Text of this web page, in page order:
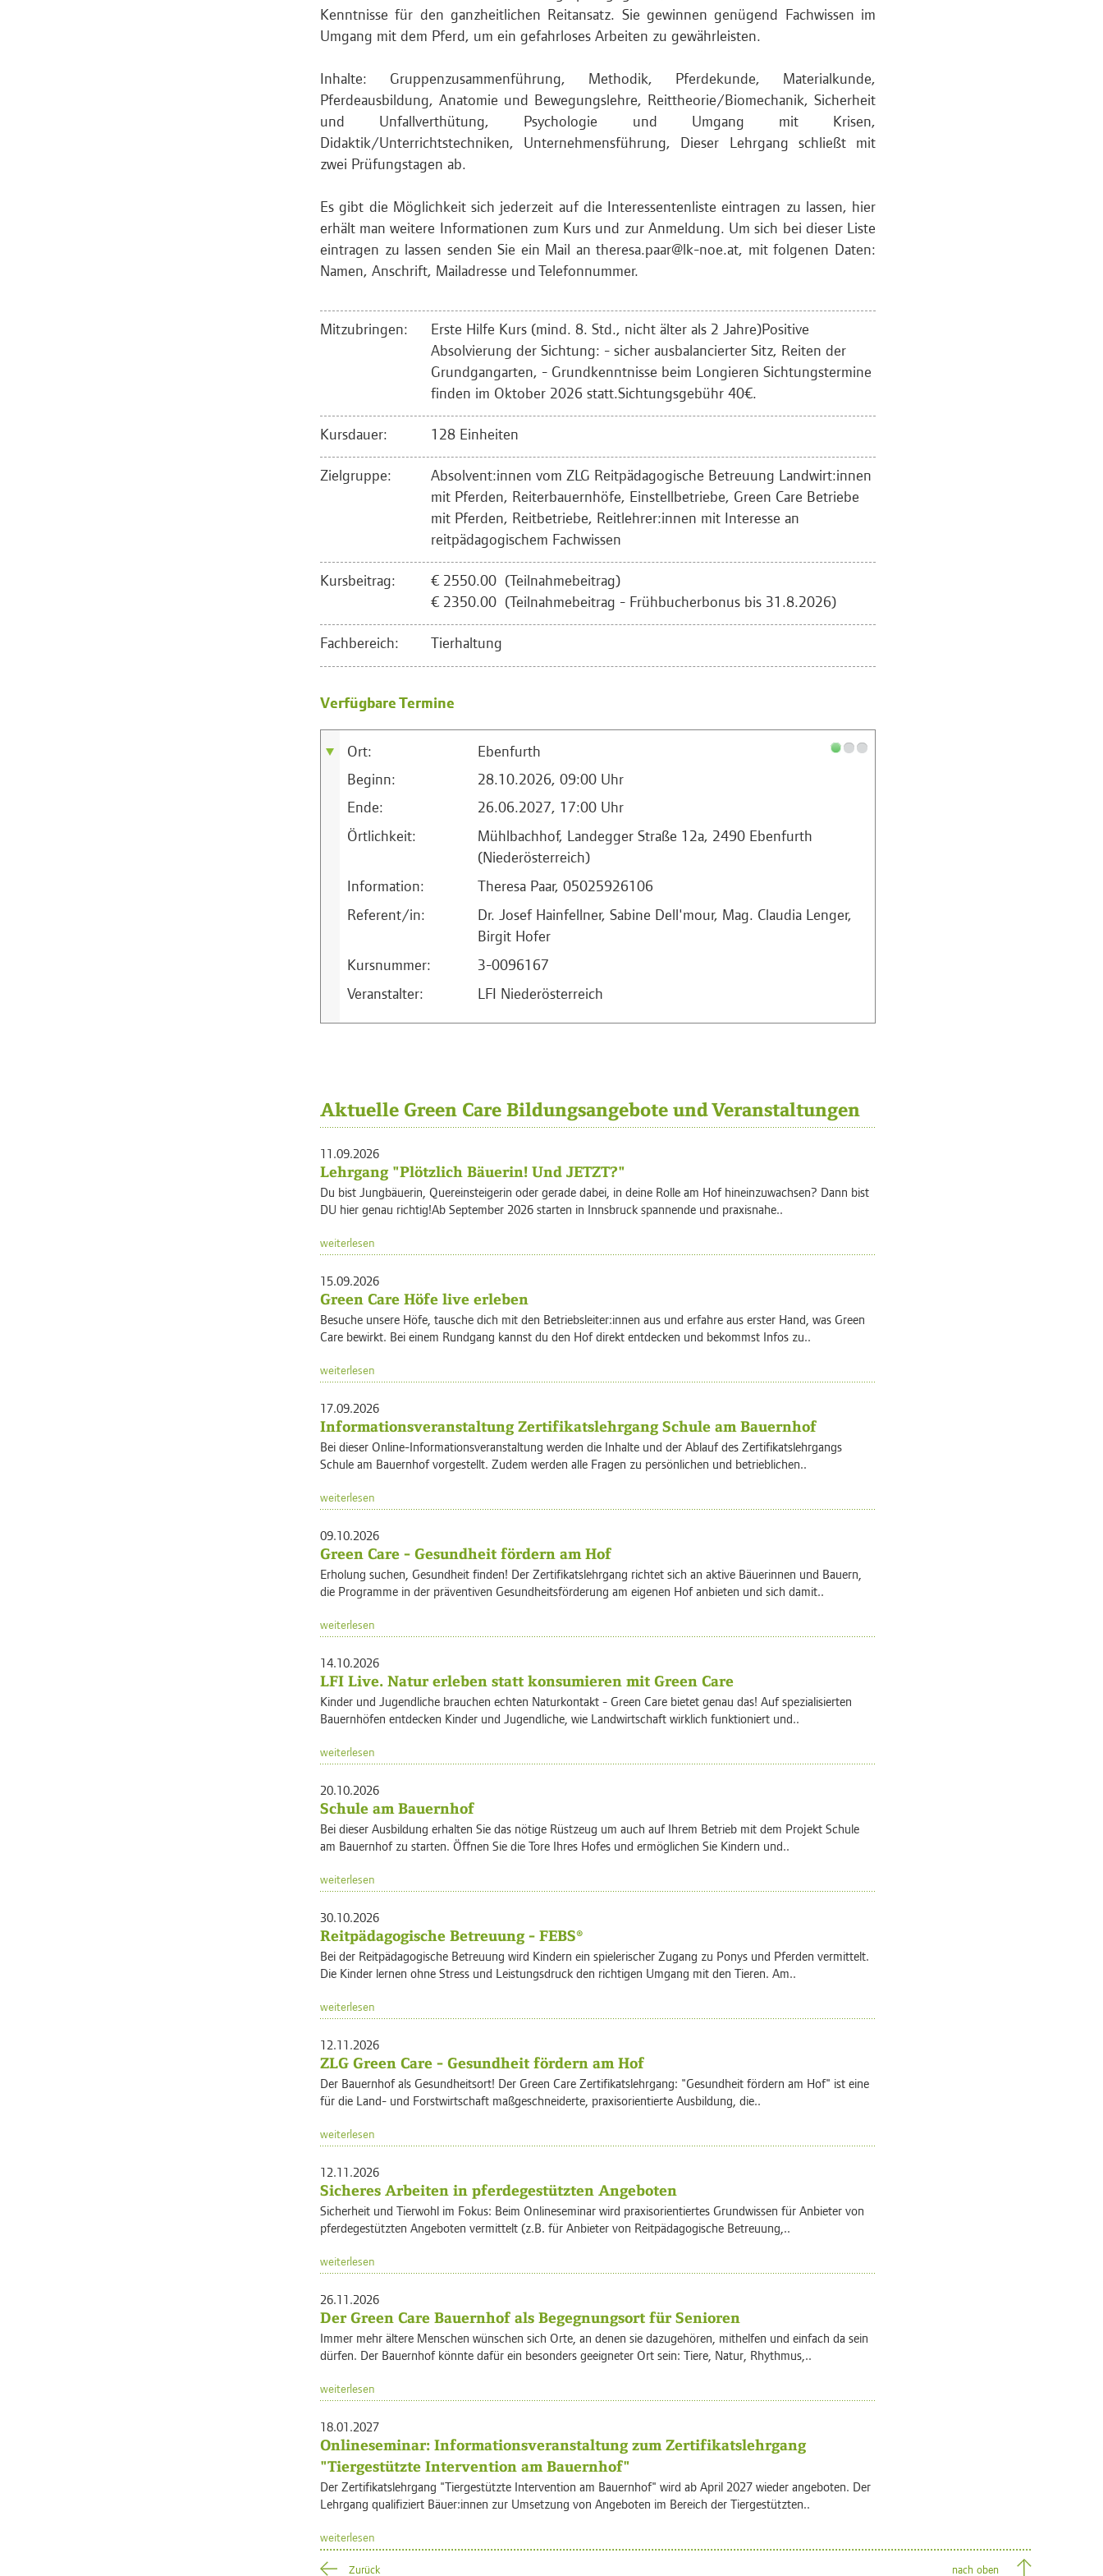
Kenntnisse für den ganzheitlichen Reitansatz. Sie gewinnen genügend Fachwissen im
Umgang mit dem Pferd, um ein gefahrloses Arbeiten zu gewährleisten.
Inhalte: Gruppenzusammenführung, Methodik, Pferdekunde, Materialkunde,
Pferdeausbildung, Anatomie und Bewegungslehre, Reittheorie/Biomechanik, Sicherheit
und Unfallverthütung, Psychologie und Umgang mit Krisen,
Didaktik/Unterrichtstechniken, Unternehmensführung, Dieser Lehrgang schließt mit
zwei Prüfungstagen ab.
Es gibt die Möglichkeit sich jederzeit auf die Interessentenliste eintragen zu lassen, hier
erhält man weitere Informationen zum Kurs und zur Anmeldung. Um sich bei dieser Liste
eintragen zu lassen senden Sie ein Mail an theresa.paar@lk-noe.at, mit folgenen Daten:
Namen, Anschrift, Mailadresse und Telefonnummer.
Mitzubringen:
Erste Hilfe Kurs (mind. 8. Std., nicht älter als 2 Jahre)Positive
Absolvierung der Sichtung: - sicher ausbalancierter Sitz, Reiten der
Grundgangarten, - Grundkenntnisse beim Longieren Sichtungstermine
finden im Oktober 2026 statt.Sichtungsgebühr 40€.
Kursdauer:
128 Einheiten
Zielgruppe:
Absolvent:innen vom ZLG Reitpädagogische Betreuung Landwirt:innen
mit Pferden, Reiterbauernhöfe, Einstellbetriebe, Green Care Betriebe
mit Pferden, Reitbetriebe, Reitlehrer:innen mit Interesse an
reitpädagogischem Fachwissen
Kursbeitrag:
€ 2550.00 (Teilnahmebeitrag)
€ 2350.00 (Teilnahmebeitrag - Frühbucherbonus bis 31.8.2026)
Fachbereich:
Tierhaltung
Verfügbare Termine
Ort:
Ebenfurth
Beginn:
28.10.2026, 09:00 Uhr
Ende:
26.06.2027, 17:00 Uhr
Örtlichkeit:
Mühlbachhof, Landegger Straße 12a, 2490 Ebenfurth
(Niederösterreich)
Information:
Theresa Paar, 05025926106
Referent/in:
Dr. Josef Hainfellner, Sabine Dell'mour, Mag. Claudia Lenger,
Birgit Hofer
Kursnummer:
3-0096167
Veranstalter:
LFI Niederösterreich
Aktuelle Green Care Bildungsangebote und Veranstaltungen
11.09.2026
Lehrgang "Plötzlich Bäuerin! Und JETZT?"
Du bist Jungbäuerin, Quereinsteigerin oder gerade dabei, in deine Rolle am Hof hineinzuwachsen? Dann bist
DU hier genau richtig!Ab September 2026 starten in Innsbruck spannende und praxisnahe..
weiterlesen
15.09.2026
Green Care Höfe live erleben
Besuche unsere Höfe, tausche dich mit den Betriebsleiter:innen aus und erfahre aus erster Hand, was Green
Care bewirkt. Bei einem Rundgang kannst du den Hof direkt entdecken und bekommst Infos zu..
weiterlesen
17.09.2026
Informationsveranstaltung Zertifikatslehrgang Schule am Bauernhof
Bei dieser Online-Informationsveranstaltung werden die Inhalte und der Ablauf des Zertifikatslehrgangs
Schule am Bauernhof vorgestellt. Zudem werden alle Fragen zu persönlichen und betrieblichen..
weiterlesen
09.10.2026
Green Care - Gesundheit fördern am Hof
Erholung suchen, Gesundheit finden! Der Zertifikatslehrgang richtet sich an aktive Bäuerinnen und Bauern,
die Programme in der präventiven Gesundheitsförderung am eigenen Hof anbieten und sich damit..
weiterlesen
14.10.2026
LFI Live. Natur erleben statt konsumieren mit Green Care
Kinder und Jugendliche brauchen echten Naturkontakt - Green Care bietet genau das! Auf spezialisierten
Bauernhöfen entdecken Kinder und Jugendliche, wie Landwirtschaft wirklich funktioniert und..
weiterlesen
20.10.2026
Schule am Bauernhof
Bei dieser Ausbildung erhalten Sie das nötige Rüstzeug um auch auf Ihrem Betrieb mit dem Projekt Schule
am Bauernhof zu starten. Öffnen Sie die Tore Ihres Hofes und ermöglichen Sie Kindern und..
weiterlesen
30.10.2026
Reitpädagogische Betreuung - FEBS®
Bei der Reitpädagogische Betreuung wird Kindern ein spielerischer Zugang zu Ponys und Pferden vermittelt.
Die Kinder lernen ohne Stress und Leistungsdruck den richtigen Umgang mit den Tieren. Am..
weiterlesen
12.11.2026
ZLG Green Care - Gesundheit fördern am Hof
Der Bauernhof als Gesundheitsort! Der Green Care Zertifikatslehrgang: "Gesundheit fördern am Hof" ist eine
für die Land- und Forstwirtschaft maßgeschneiderte, praxisorientierte Ausbildung, die..
weiterlesen
12.11.2026
Sicheres Arbeiten in pferdegestützten Angeboten
Sicherheit und Tierwohl im Fokus: Beim Onlineseminar wird praxisorientiertes Grundwissen für Anbieter von
pferdegestützten Angeboten vermittelt (z.B. für Anbieter von Reitpädagogische Betreuung,..
weiterlesen
26.11.2026
Der Green Care Bauernhof als Begegnungsort für Senioren
Immer mehr ältere Menschen wünschen sich Orte, an denen sie dazugehören, mithelfen und einfach da sein
dürfen. Der Bauernhof könnte dafür ein besonders geeigneter Ort sein: Tiere, Natur, Rhythmus,..
weiterlesen
18.01.2027
Onlineseminar: Informationsveranstaltung zum Zertifikatslehrgang
"Tiergestützte Intervention am Bauernhof"
Der Zertifikatslehrgang "Tiergestützte Intervention am Bauernhof" wird ab April 2027 wieder angeboten. Der
Lehrgang qualifiziert Bäuer:innen zur Umsetzung von Angeboten im Bereich der Tiergestützten..
weiterlesen
Zurück nach oben